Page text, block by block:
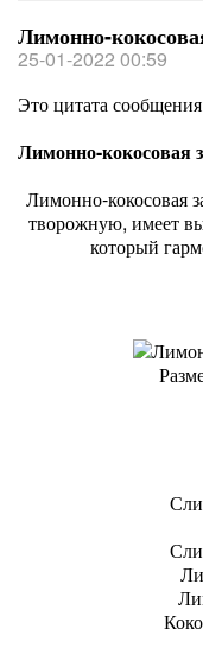
Лимонно-
25-01-2022 00:59
Это цитата сообщения
Лимонно-кокосовая
Лимонно-кокосовая
творожную, имеет
который